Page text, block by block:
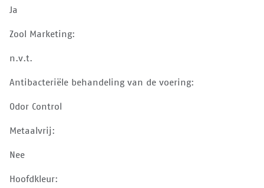
Ja
Zool Marketing:
n.v.t.
Antibacteriële behandeling van de voering:
Odor Control
Metaalvrij:
Nee
Hoofdkleur: